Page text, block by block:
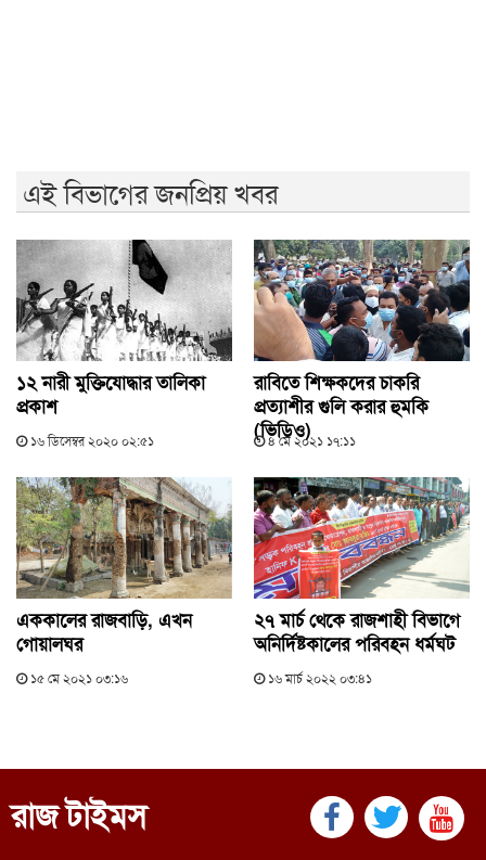
এই বিভাগের জনপ্রিয় খবর
১২ নারী মুক্তিযোদ্ধার তালিকা
প্রকাশ
১৬ ডিসেম্বর ২০২০ ০২:৫১
রাবিতে শিক্ষকদের চাকরি
প্রত্যাশীর গুলি করার হুমকি
(ভিডিও)
৪ মে ২০২১ ১৭:১১
এককালের রাজবাড়ি, এখন
গোয়ালঘর
১৫ মে ২০২১ ০৩:১৬
২৭ মার্চ থেকে রাজশাহী বিভাগে
অনির্দিষ্টকালের পরিবহন ধর্মঘট
১৬ মার্চ ২০২২ ০৩:৪১
রাজ টাইমস